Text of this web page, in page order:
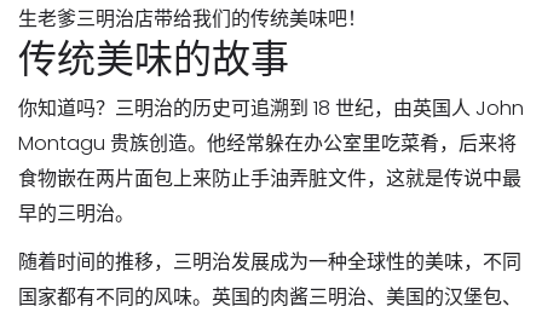
生老爹三明治店带给我们的传统美味吧！
传统美味的故事
你知道吗？三明治的历史可追溯到 18 世纪，由英国人 John
Montagu 贵族创造。他经常躲在办公室里吃菜肴，后来将
食物嵌在两片面包上来防止手油弄脏文件，这就是传说中最
早的三明治。
随着时间的推移，三明治发展成为一种全球性的美味，不同
国家都有不同的风味。英国的肉酱三明治、美国的汉堡包、